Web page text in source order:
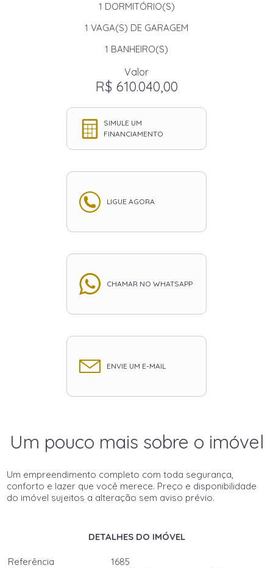
1 DORMITÓRIO(S)
1 VAGA(S) DE GARAGEM
1 BANHEIRO(S)
Valor
R$ 610.040,00
SIMULE UM
FINANCIAMENTO
LIGUE AGORA
CHAMAR NO WHATSAPP
ENVIE UM E-MAIL
Um pouco mais sobre o imóvel
Um empreendimento completo com toda segurança,
conforto e lazer que você merece. Preço e disponibilidade
do imóvel sujeitos a alteração sem aviso prévio.
DETALHES DO IMÓVEL
Referência
1685